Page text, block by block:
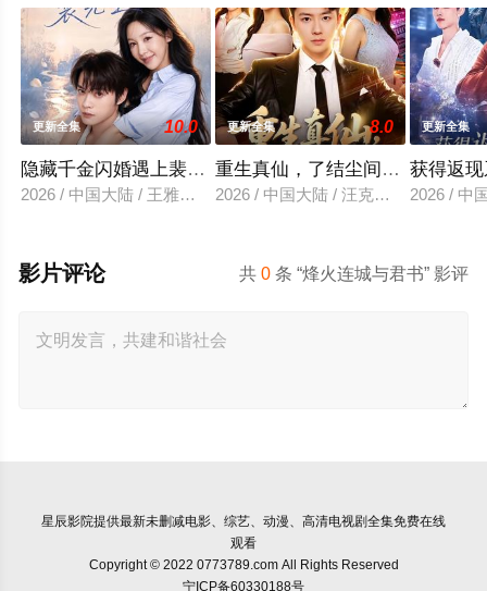
更新全集 10.0
隐藏千金闪婚遇上裴先生
2026 / 中国大陆 / 王雅清＆朱城玮
更新全集 8.0
重生真仙，了结尘间恩怨
2026 / 中国大陆 / 汪克强＆田诗园
更新全集
获得返
2026 / 中
共0 条 “烽火连城与君书” 影评
影片评论
星辰影院提供最新未删减电影、综艺、动漫、高清电视剧全集免费在线
观看
Copyright © 2022 0773789.com All Rights Reserved
宁ICP备60330188号